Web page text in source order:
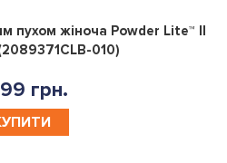
0
пухом жiноча Powder Lite™ II
010)
грн.